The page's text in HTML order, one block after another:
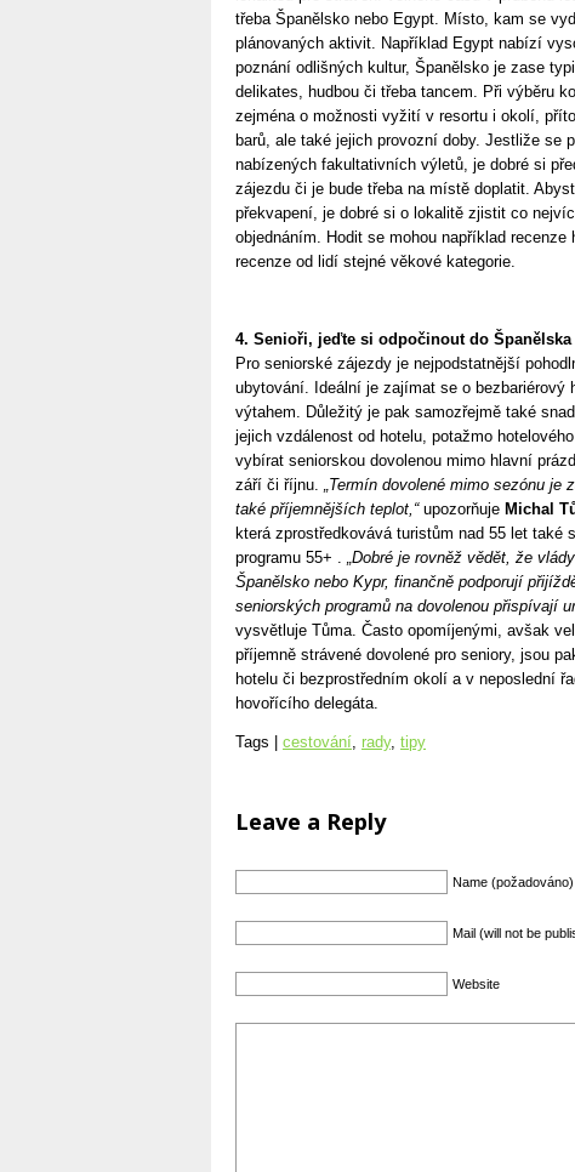
třeba Španělsko nebo Egypt. Místo, kam se
plánovaných aktivit. Například Egypt nabízí
poznání odlišných kultur, Španělsko je zase
delikates, hudbou či třeba tancem. Při výběru
zejména o možnosti vyžití v resortu i okolí,
barů, ale také jejich provozní doby. Jestliže se
nabízených fakultativních výletů, je dobré si
zájezdu či je bude třeba na místě doplatit.
překvapení, je dobré si o lokalitě zjistit co
objednáním. Hodit se mohou například
recenze od lidí stejné věkové kategorie.
4. Senioři, jeďte si odpočinout do Španělska
Pro seniorské zájezdy je nejpodstatnější
ubytování. Ideální je zajímat se o bezbariérový
výtahem. Důležitý je pak samozřejmě také
jejich vzdálenost od hotelu, potažmo
vybírat seniorskou dovolenou mimo hlavní
září či říjnu. „Termín dovolené mimo sezónu je
také příjemnějších teplot,“upozorňuje Michal
která zprostředkovává turistům nad 55 let také
programu 55+ . „Dobré je rovněž vědět, že
Španělsko nebo Kypr, finančně podporují
seniorských programů na dovolenou přispívají
vysvětluje Tůma. Často opomíjenými, avšak
příjemně strávené dovolené pro seniory, jsou
hotelu či bezprostředním okolí a v neposlední
hovořícího delegáta.
Tags | cestování, rady, tipy
Leave a Reply
Name (požadováno)
Mail (will not be
Website